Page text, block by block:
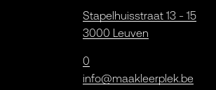
Stapelhuisstraat 13 - 15
3000 Leuven
0
info@maakleerplek.be